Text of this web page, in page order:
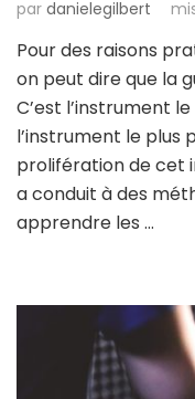
par danielegilbert
Pour des raisons
on peut dire que la
C’est l’instrument
l’instrument le plus
prolifération de cet
a conduit à des
apprendre les …